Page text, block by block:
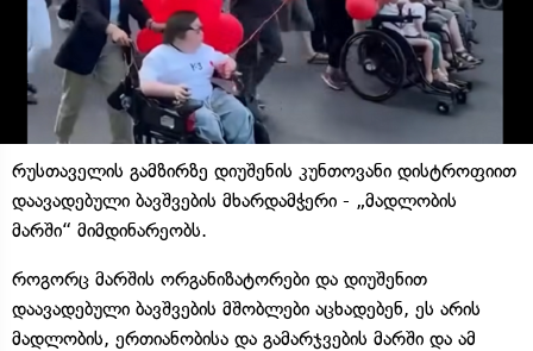
რუსთაველის გამზირზე დიუშენის კუნთოვანი დისტროფიით
დაავადებული ბავშვების მხარდამჭერი - „მადლობის
მარში“ მიმდინარეობს.
როგორც მარშის ორგანიზატორები და დიუშენით
დაავადებული ბავშვების მშობლები აცხადებენ, ეს არის
მადლობის, ერთიანობისა და გამარჯვების მარში და ამ